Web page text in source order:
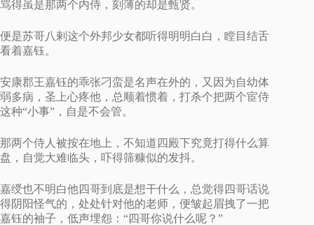
骂得虽是那两个内侍，刻薄的却是甄贤。
便是苏哥八剌这个外邦少女都听得明明白白，瞠目结舌
看着嘉钰。
安康郡王嘉钰的乖张刁蛮是名声在外的，又因为自幼体
弱多病，圣上心疼他，总顺着惯着，打杀个把两个宦侍
这种“小事”，自是不会管。
那两个侍人被按在地上，不知道四殿下究竟打得什么算
盘，自觉大难临头，吓得筛糠似的发抖。
嘉绶也不明白他四哥到底是想干什么，总觉得四哥话说
得阴阳怪气的，处处针对他的老师，便皱起眉拽了一把
嘉钰的袖子，低声埋怨：“四哥你说什么呢？”